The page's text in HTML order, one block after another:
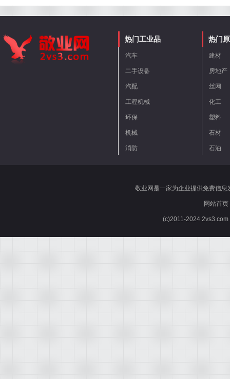
热门工业品
汽车
二手设备
汽配
工程机械
环保
机械
消防
热门
建材
房地产
丝网
化工
塑料
石材
石油
敬业网是一家为企业提供免费信
网站首页
(c)2011-2024